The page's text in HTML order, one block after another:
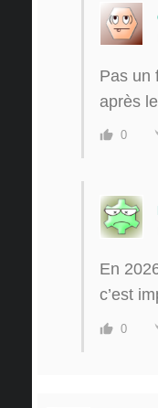
Pas un
après
0
En
c’est
0